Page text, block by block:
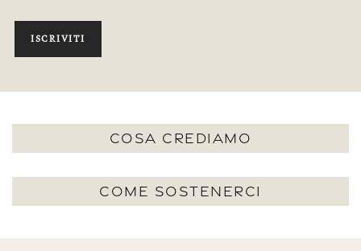
ISCRIVITI
COSA CREDIAMO
COME SOSTENERCI